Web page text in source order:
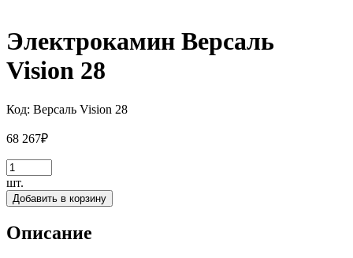
Электрокамин Версаль
Vision 28
Код: Версаль Vision 28
68 267₽
шт.
Добавить в корзину
Описание